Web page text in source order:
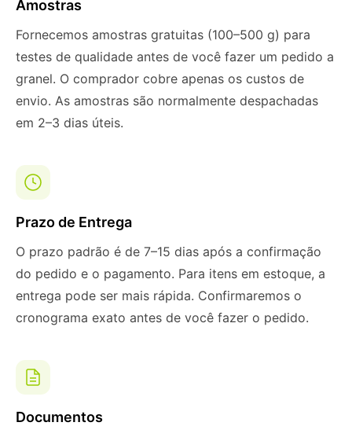
Amostras
Fornecemos amostras gratuitas (100–500 g) para
testes de qualidade antes de você fazer um pedido a
granel. O comprador cobre apenas os custos de
envio. As amostras são normalmente despachadas
em 2–3 dias úteis.
Prazo de Entrega
O prazo padrão é de 7–15 dias após a confirmação
do pedido e o pagamento. Para itens em estoque, a
entrega pode ser mais rápida. Confirmaremos o
cronograma exato antes de você fazer o pedido.
Documentos